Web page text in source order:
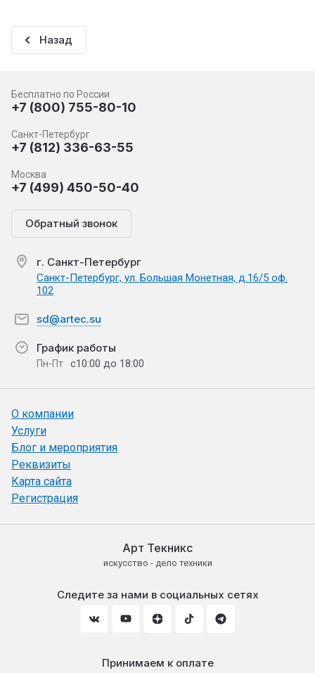
Назад
Бесплатно по России
+7 (800) 755-80-10
Санкт-Петербург
+7 (812) 336-63-55
Москва
+7 (499) 450-50-40
Обратный звонок
г. Санкт-Петербург
Санкт-Петербург, ул. Большая Монетная, д.16/5 оф.
102
sd@artec.su
График работы
Пн-Пт с10:00 до 18:00
О компании
Услуги
Блог и мероприятия
Реквизиты
Карта сайта
Регистрация
Арт Текникс
искусство - дело техники
Следите за нами в социальных сетях
Принимаем к оплате